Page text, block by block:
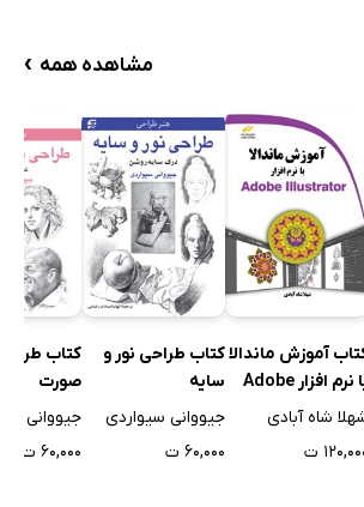
مشاهده همه ›
آموزش ماندالا
با نرم افزار Adobe
Illustrator
شاه آبادی
ت
کتاب طراحی نور و
سایه
جیووانی سیواردی
۶۰,۰۰۰ ت
کتاب
صورت
جیووانی
۶۰,۰۰۰ ت